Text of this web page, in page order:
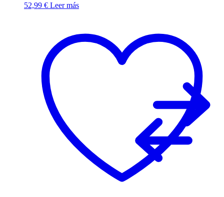
52,99 € Leer más